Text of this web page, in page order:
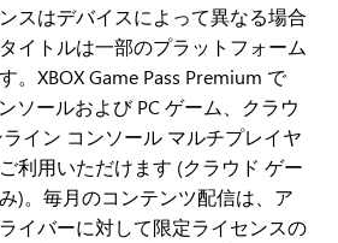
スはデバイスによって異なる場合
イトルは一部のプラットフォーム
。XBOX Game Pass Premium で
ソールおよび PC ゲーム、クラウ
イン コンソール マルチプレイヤ
利用いただけます (クラウド ゲー
)。毎月のコンテンツ配信は、ア
イバーに対して限定ライセンスの